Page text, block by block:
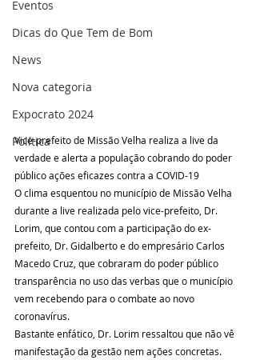
Eventos
Dicas do Que Tem de Bom
News
Nova categoria
Expocrato 2024
Política
Vice-prefeito de Missão Velha realiza a live da
verdade e alerta a população cobrando do poder
público ações eficazes contra a COVID-19
O clima esquentou no município de Missão Velha
durante a live realizada pelo vice-prefeito, Dr.
Lorim, que contou com a participação do ex-
prefeito, Dr. Gidalberto e do empresário Carlos
Macedo Cruz, que cobraram do poder público
transparência no uso das verbas que o município
vem recebendo para o combate ao novo
coronavírus.
Bastante enfático, Dr. Lorim ressaltou que não vê
manifestação da gestão nem ações concretas.